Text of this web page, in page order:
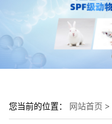
您当前的位置： 网站首页 >